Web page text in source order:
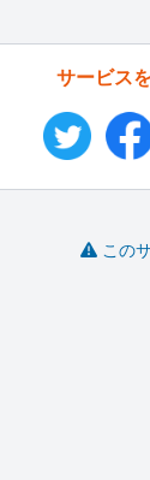
サービス
この